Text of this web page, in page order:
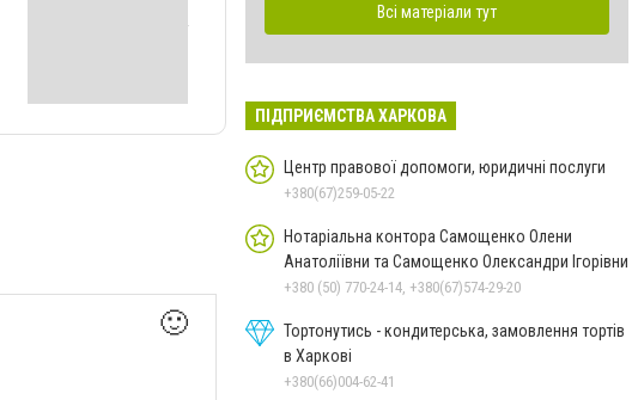
🙂
Всі матеріали тут
ПІДПРИЄМСТВА ХАРКОВА
Центр правової допомоги, юридичні послуги
+380(67)259-05-22
Нотаріальна контора Самощенко Олени
Анатоліївни та Самощенко Олександри Ігорівни
+380 (50) 770-24-14, +380(67)574-29-20
Тортонутись - кондитерська, замовлення тортів
в Харкові
+380(66)004-62-41